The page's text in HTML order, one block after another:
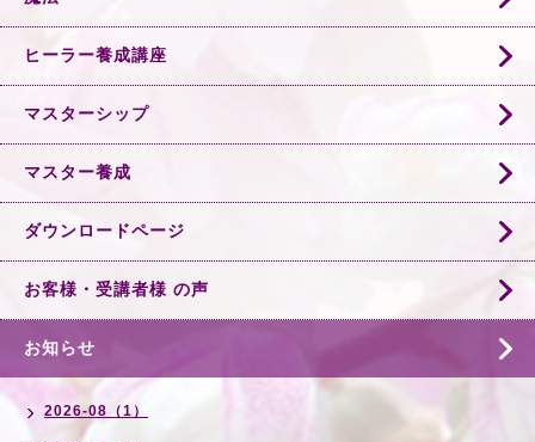
ヒーラー養成講座
マスターシップ
マスター養成
ダウンロードページ
お客様・受講者様 の声
お知らせ
2026-08（1）